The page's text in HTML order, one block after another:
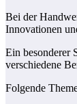
Bei der
Innovationen
Ein besonderer
verschiedene
Folgende